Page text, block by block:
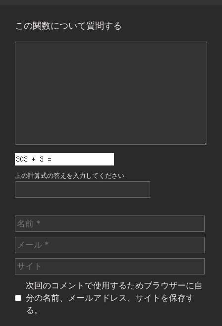
この関数について質問する
上の計算式の答えを入力してください
名
前
メ
ー
ル
サ
イ
次回のコメントで使用するためブラウザーに自
分の名前、メールアドレス、サイトを保存す
る。